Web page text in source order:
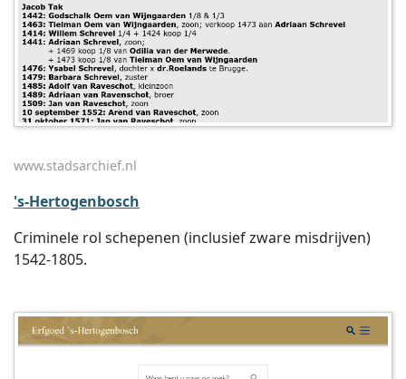
www.stadsarchief.nl
's-Hertogenbosch
Criminele rol schepenen (inclusief zware misdrijven)
1542-1805.